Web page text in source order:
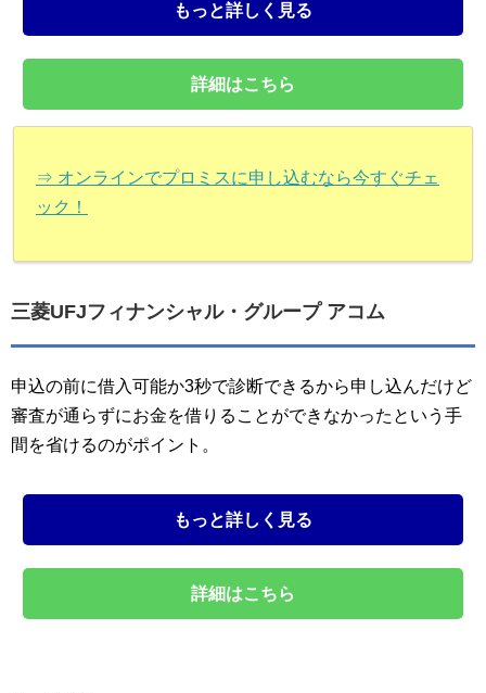
もっと詳しく見る
詳細はこちら
⇒ オンラインでプロミスに申し込むなら今すぐチェ
ック！
三菱UFJフィナンシャル・グループ アコム
申込の前に借入可能か3秒で診断できるから申し込んだけど
審査が通らずにお金を借りることができなかったという手
間を省けるのがポイント。
もっと詳しく見る
詳細はこちら